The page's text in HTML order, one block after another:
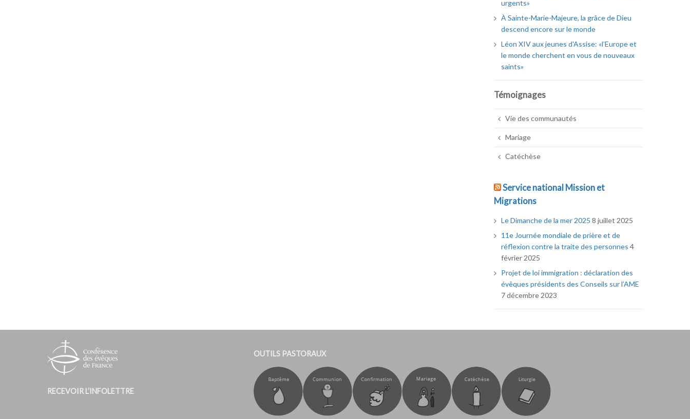
urgents»
À Sainte-Marie-Majeure, la grâce de Dieu
descend encore sur le monde
Léon XIV aux jeunes d'Assise: «l’Europe et
le monde cherchent en vous de nouveaux
saints»
Témoignages
Vie des communautés
Mariage
Catéchèse
Service national Mission et
Migrations
Le Dimanche de la mer 2025 8 juillet 2025
11e Journée mondiale de prière et de
réflexion contre la traite des personnes 4
février 2025
Projet de loi immigration : déclaration des
évêques présidents des Conseils sur l’AME
7 décembre 2023
RECEVOIR L’INFOLETTRE
OUTILS PASTORAUX